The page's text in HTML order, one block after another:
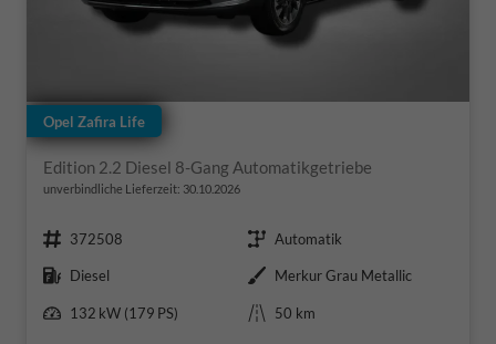
Opel Zafira Life
Edition 2.2 Diesel 8-Gang Automatikgetriebe
unverbindliche Lieferzeit: 30.10.2026
Fahrzeugnr. 372508 Getriebe Automatik
Kraftstoff Diesel Außenfarbe Merkur Grau Metallic
Leistung
132 kW (179 PS) Kilometerstand 50 km